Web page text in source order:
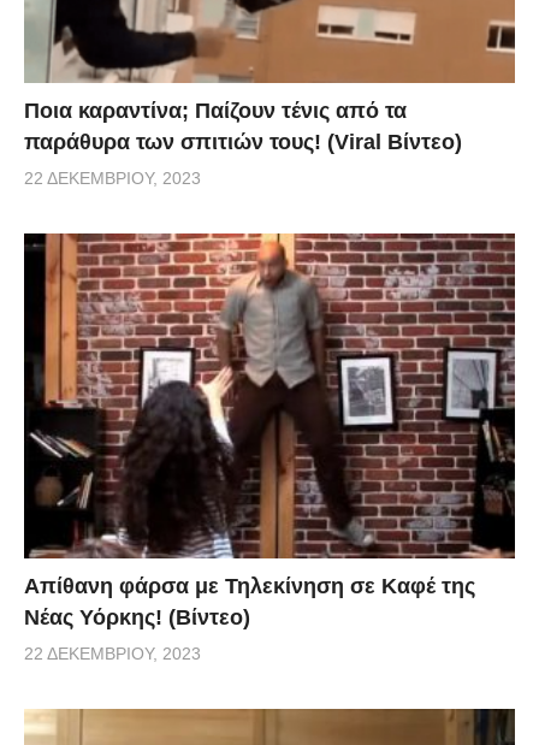
Ποια καραντίνα; Παίζουν τένις από τα
παράθυρα των σπιτιών τους! (Viral Βίντεο)
22 ΔΕΚΕΜΒΡΊΟΥ, 2023
Απίθανη φάρσα με Τηλεκίνηση σε Καφέ της
Νέας Υόρκης! (Βίντεο)
22 ΔΕΚΕΜΒΡΊΟΥ, 2023